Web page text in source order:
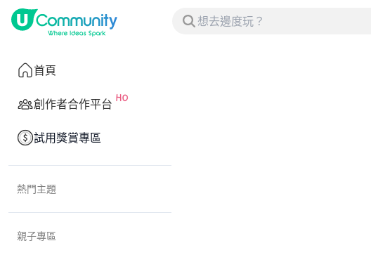
首頁
創作者合作平台
試用獎賞專區
熱門主題
親子專區